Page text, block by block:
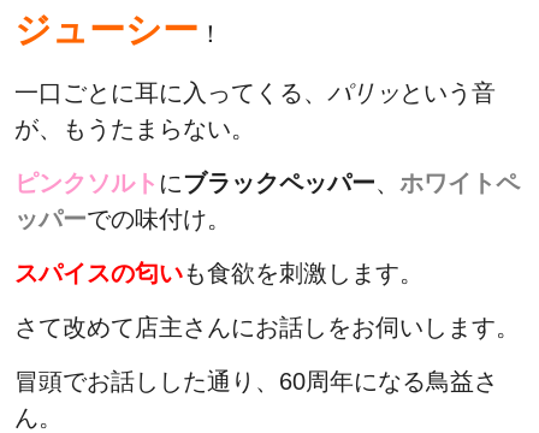
ジューシー ！
一口ごとに耳に入ってくる、 パリッという音
が、もうたまらない。
ピンクソルト にブラックペッパー、 ホワイトペ
ッパーでの味付け。
スパイスの匂いも食欲を刺激します。
さて改めて店主さんにお話しをお伺いします。
冒頭でお話しした通り、60周年になる鳥益さ
ん。